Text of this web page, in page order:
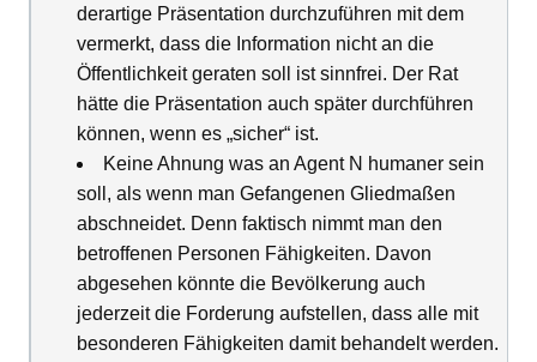
derartige Präsentation durchzuführen mit dem
vermerkt, dass die Information nicht an die
Öffentlichkeit geraten soll ist sinnfrei. Der Rat
hätte die Präsentation auch später durchführen
können, wenn es „sicher“ ist.
Keine Ahnung was an Agent N humaner sein
soll, als wenn man Gefangenen Gliedmaßen
abschneidet. Denn faktisch nimmt man den
betroffenen Personen Fähigkeiten. Davon
abgesehen könnte die Bevölkerung auch
jederzeit die Forderung aufstellen, dass alle mit
besonderen Fähigkeiten damit behandelt werden.